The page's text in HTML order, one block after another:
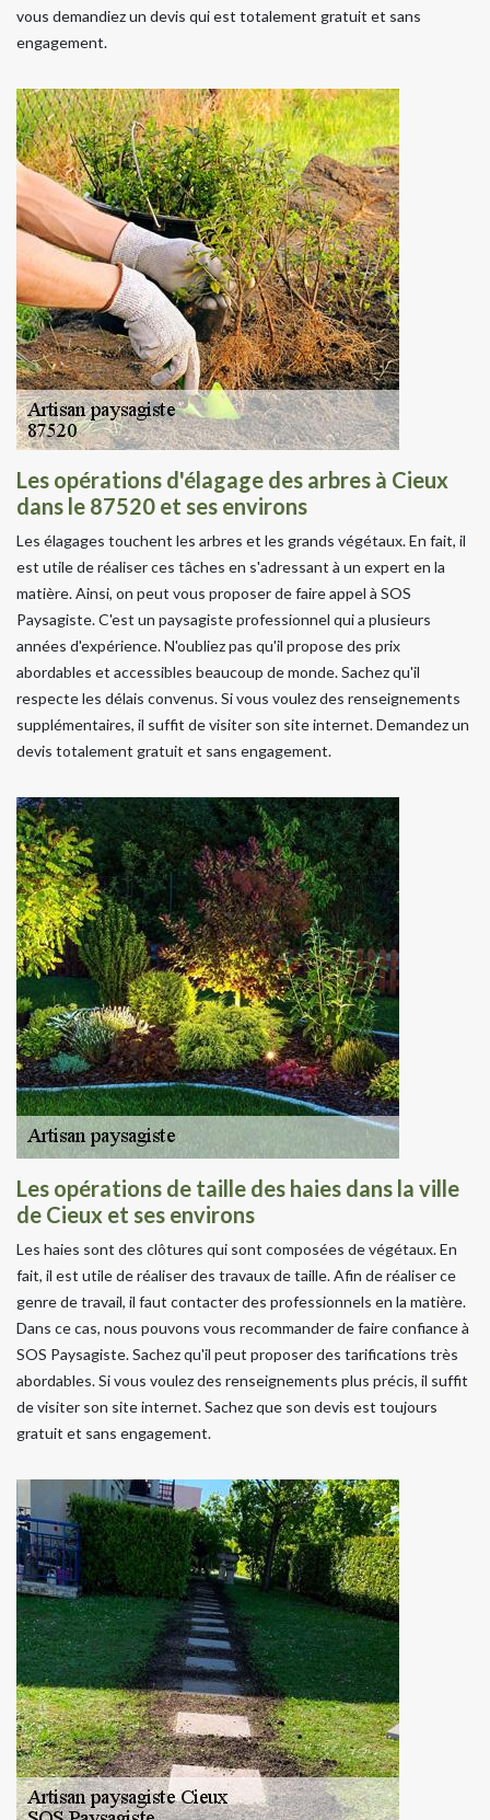
vous demandiez un devis qui est totalement gratuit et sans
engagement.
Les opérations d'élagage des arbres à Cieux
dans le 87520 et ses environs
Les élagages touchent les arbres et les grands végétaux. En fait, il
est utile de réaliser ces tâches en s'adressant à un expert en la
matière. Ainsi, on peut vous proposer de faire appel à SOS
Paysagiste. C'est un paysagiste professionnel qui a plusieurs
années d'expérience. N'oubliez pas qu'il propose des prix
abordables et accessibles beaucoup de monde. Sachez qu'il
respecte les délais convenus. Si vous voulez des renseignements
supplémentaires, il suffit de visiter son site internet. Demandez un
devis totalement gratuit et sans engagement.
Les opérations de taille des haies dans la ville
de Cieux et ses environs
Les haies sont des clôtures qui sont composées de végétaux. En
fait, il est utile de réaliser des travaux de taille. Afin de réaliser ce
genre de travail, il faut contacter des professionnels en la matière.
Dans ce cas, nous pouvons vous recommander de faire confiance à
SOS Paysagiste. Sachez qu'il peut proposer des tarifications très
abordables. Si vous voulez des renseignements plus précis, il suffit
de visiter son site internet. Sachez que son devis est toujours
gratuit et sans engagement.